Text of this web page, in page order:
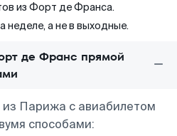
из Форт де Франса.
неделе, а не в выходные.
де Франс прямой
Парижа с авиабилетом
способами: